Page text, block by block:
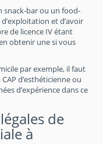
snack-bar ou un food-
et d’avoir
de licence IV étant
obtenir une si vous
par exemple, il faut
d’esthéticienne ou
d’expérience dans ce
de
à